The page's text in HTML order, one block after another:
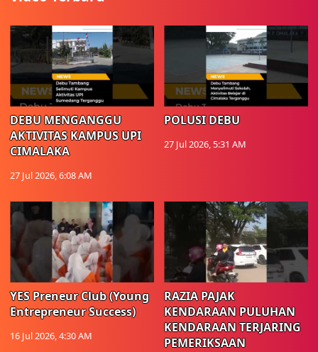
DEBU MENGANGGU
AKTIVITAS KAMPUS UPI
CIMALAKA
27 Jul 2026, 6:08 AM
POLUSI DEBU
27 Jul 2026, 5:31 AM
YES Preneur Club (Young
Entrepreneur Success)
16 Jul 2026, 4:30 AM
RAZIA PAJAK
KENDARAAN PULUHAN
KENDARAAN TERJARING
PEMERIKSAAN